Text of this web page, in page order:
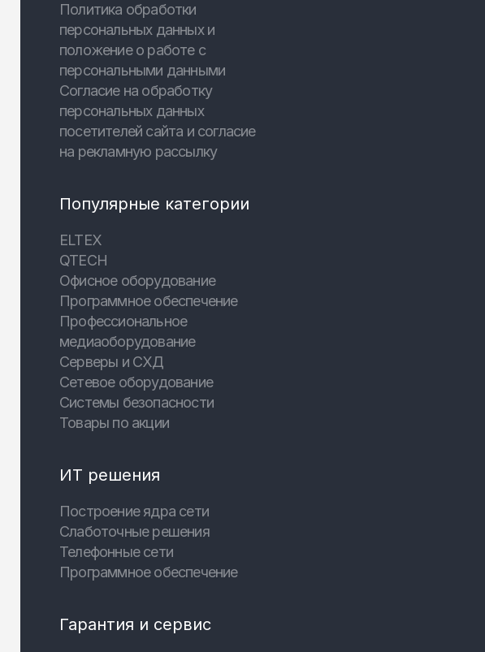
Политика обработки
персональных данных и
положение о работе с
персональными данными
Согласие на обработку
персональных данных
посетителей сайта и согласие
на рекламную рассылку
Популярные категории
ELTEX
QTECH
Офисное оборудование
Программное обеспечение
Профессиональное
медиаоборудование
Серверы и СХД
Сетевое оборудование
Системы безопасности
Товары по акции
ИТ решения
Построение ядра сети
Слаботочные решения
Телефонные сети
Программное обеспечение
Гарантия и сервис